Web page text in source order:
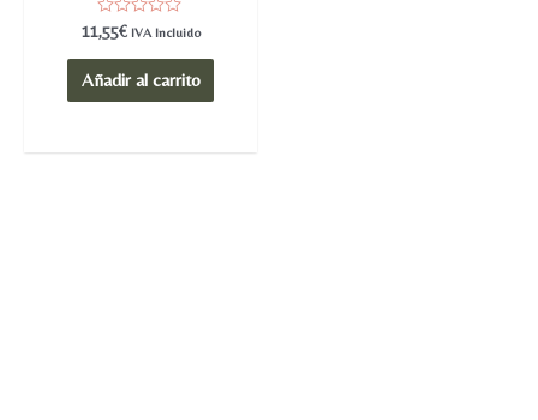
Valorado
en
0
de
5
11,55€ IVA Incluido
Añadir al carrito